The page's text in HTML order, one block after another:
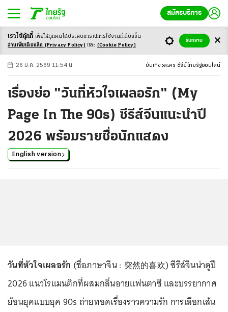
สมัครบริการ
-ก ก ก+
26 ม.ค. 2569 11:54 น. บันเทิง ละคร ซีรีย์ ไทยรัฐออนไลน์
เรื่องย่อ "วันที่หัวใจเผลอรัก" (My
Page In The 90s) ซีรีส์จีนแนะนำปี
2026 พร้อมรายชื่อนักแสดง
English version
วันที่หัวใจเผลอรัก (ชื่อภาษาจีน : 突然的喜欢) ซีรีส์จีนน่าดูปี
2026 แนวโรแมนติกที่ผสมกลิ่นอายแฟนตาซี และบรรยากาศ
ย้อนยุคแบบยุค 90s ถ่ายทอดเรื่องราวความรัก การเลือกเส้น
เราใช้คุ้กกี้ เพื่อให้ทุกคนได้ประสบการณ์การใช้งานที่ดียิ่งขึ้น
อ่านเพิ่มเติมคลิก (Privacy Policy) และ (Cookie Policy)
รับทราบ